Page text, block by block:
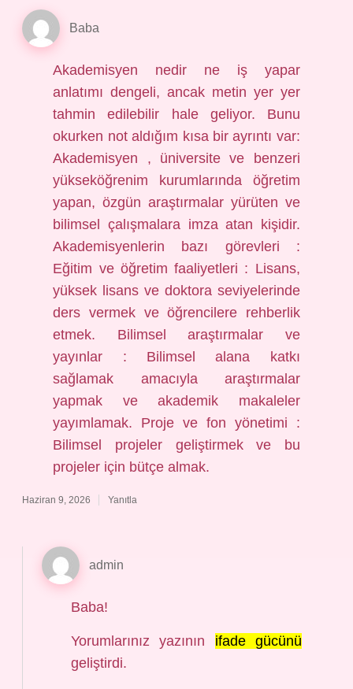
Baba
Akademisyen nedir ne iş yapar
anlatımı dengeli, ancak metin yer yer
tahmin edilebilir hale geliyor. Bunu
okurken not aldığım kısa bir ayrıntı var:
Akademisyen , üniversite ve benzeri
yükseköğrenim kurumlarında öğretim
yapan, özgün araştırmalar yürüten ve
bilimsel çalışmalara imza atan kişidir.
Akademisyenlerin bazı görevleri :
Eğitim ve öğretim faaliyetleri : Lisans,
yüksek lisans ve doktora seviyelerinde
ders vermek ve öğrencilere rehberlik
etmek. Bilimsel araştırmalar ve
yayınlar : Bilimsel alana katkı
sağlamak amacıyla araştırmalar
yapmak ve akademik makaleler
yayımlamak. Proje ve fon yönetimi :
Bilimsel projeler geliştirmek ve bu
projeler için bütçe almak.
Haziran 9, 2026 Yanıtla
admin
Baba!
Yorumlarınız yazının ifade gücünü
geliştirdi.